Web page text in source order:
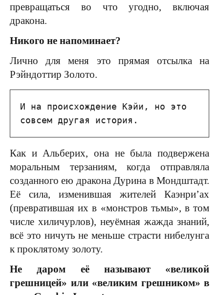
превращаться во что угодно, включая
дракона.
Никого не напоминает?
Лично для меня это прямая отсылка на
Рэйндоттир Золото.
И на происхождение Кэйи, но это
совсем другая история.
Как и Альберих, она не была подвержена
моральным терзаниям, когда отправляла
созданного ею дракона Дурина в Мондштадт.
Её сила, изменившая жителей Каэнри’ах
(превратившая их в «монстров тьмы», в том
числе хиличурлов), неуёмная жажда знаний,
всё это ничуть не меньше страсти нибелунга
к проклятому золоту.
Не даром её называют «великой
грешницей» или «великим грешником» в